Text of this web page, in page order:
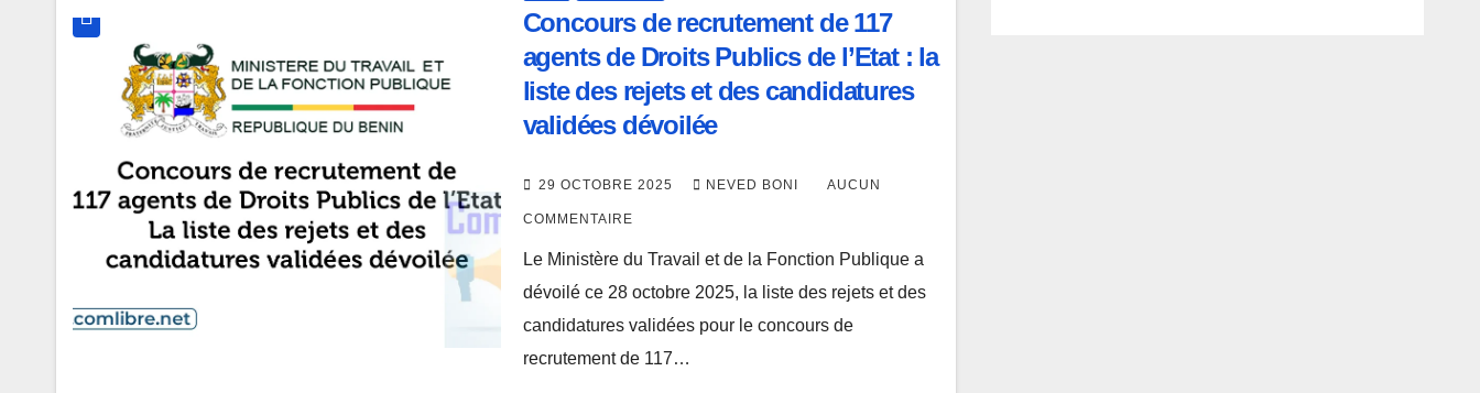
Concours de recrutement de 117
agents de Droits Publics de l’Etat : la
liste des rejets et des candidatures
validées dévoilée
29 OCTOBRE 2025 NEVED BONI AUCUN
COMMENTAIRE
Le Ministère du Travail et de la Fonction Publique a
dévoilé ce 28 octobre 2025, la liste des rejets et des
candidatures validées pour le concours de
recrutement de 117…